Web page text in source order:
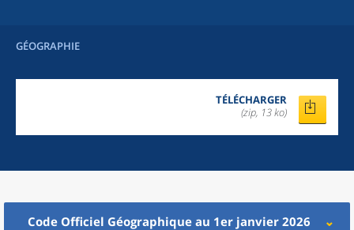
GÉOGRAPHIE
TÉLÉCHARGER
(zip, 13 ko)
Code Officiel Géographique au 1er janvier 2026